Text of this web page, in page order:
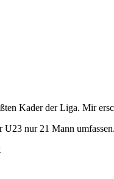
Kader der Liga. Mir
nur 21 Mann